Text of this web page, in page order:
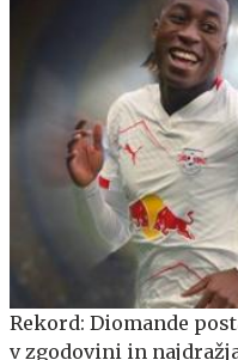
Rekord: Diomande
v zgodovini in